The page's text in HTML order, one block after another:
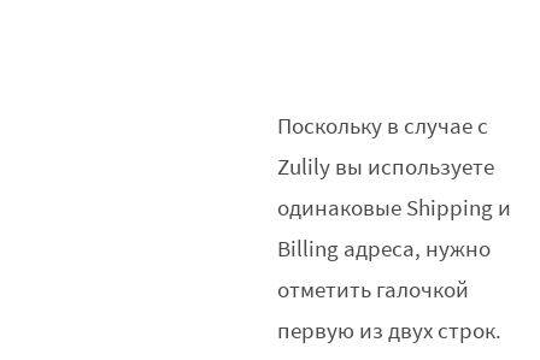
Поскольку в случае с
Zulily вы используете
одинаковые Shipping и
Billing адреса, нужно
отметить галочкой
первую из двух строк.